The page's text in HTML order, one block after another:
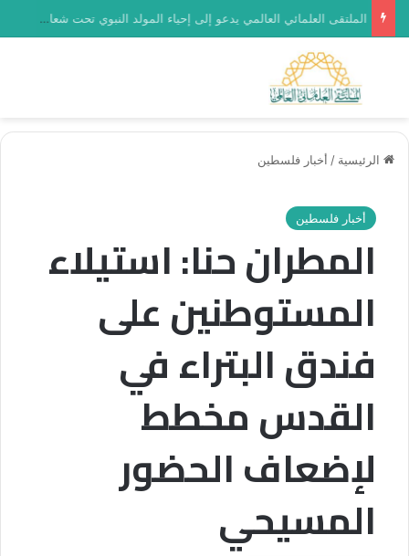
العدد (468) من مجلة “فلسطين في أسبوع” بعنوان: وسوف تُسألون عن الأقصى
بحث عن
الرئيسية / أخبار فلسطين
أخبار فلسطين
المطران حنا: استيلاء
المستوطنين على
فندق البتراء في
القدس مخطط
لإضعاف الحضور
المسيحي